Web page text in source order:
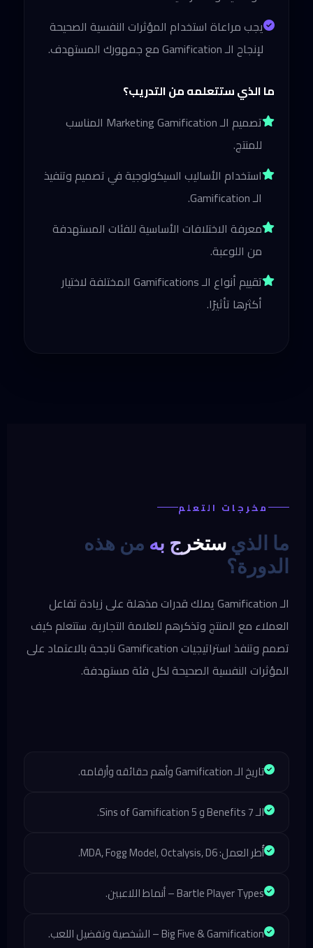
يجب مراعاة استخدام المؤثرات النفسية الصحيحة
لإنجاح الـ Gamification مع جمهورك المستهدف.
ما الذي ستتعلمه من التدريب؟
تصميم الـ Marketing Gamification المناسب
للمنتج.
استخدام الأساليب السيكولوجية في تصميم وتنفيذ
الـ Gamification.
معرفة الاختلافات الأساسية للفئات المستهدفة
من اللوعبة.
تقييم أنواع الـ Gamifications المختلفة لاختيار
أكثرها تأثيرًا.
مخرجات التعلم
ما الذي ستخرج به من هذه
الدورة؟
الـ Gamification يملك قدرات مذهلة على زيادة تفاعل
العملاء مع المنتج وتذكرهم للعلامة التجارية. ستتعلم كيف
تصمم وتنفذ استراتيجيات Gamification ناجحة بالاعتماد على
المؤثرات النفسية الصحيحة لكل فئة مستهدفة.
تاريخ الـ Gamification وأهم حقائقه وأرقامه.
الـ 7 Benefits و 5 Sins of Gamification.
أُطر العمل: MDA, Fogg Model, Octalysis, D6.
Bartle Player Types – أنماط اللاعبين.
Big Five & Gamification – الشخصية وتفضيل اللعب.